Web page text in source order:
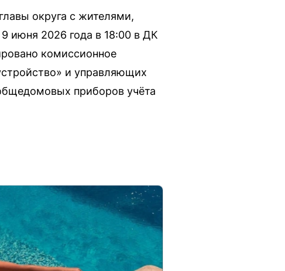
округа с жителями,
июня 2026 года в 18:00 в ДК
комиссионное
и управляющих
приборов учёта